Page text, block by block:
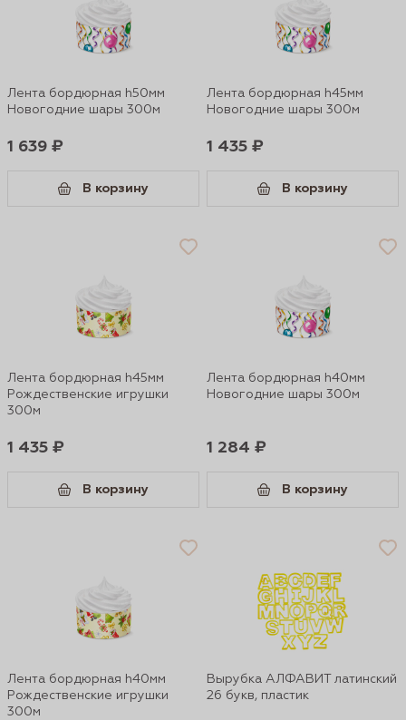
Лента бордюрная h50мм
Новогодние шары 300м
1 639 ₽
В корзину
Лента бордюрная h45мм
Новогодние шары 300м
1 435 ₽
В корзину
Лента бордюрная h45мм
Рождественские игрушки
300м
1 435 ₽
В корзину
Лента бордюрная h40мм
Новогодние шары 300м
1 284 ₽
В корзину
Лента бордюрная h40мм
Рождественские игрушки
300м
Вырубка АЛФАВИТ латинский
26 букв, пластик